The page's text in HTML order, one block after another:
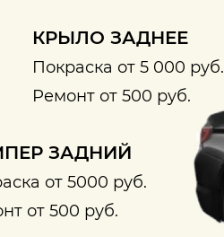
КРЫЛО ЗАДНЕЕ
Покраска от 5 000 руб.
Ремонт от 500 руб.
ЗАДНИЙ
от 5000 руб.
от 500 руб.